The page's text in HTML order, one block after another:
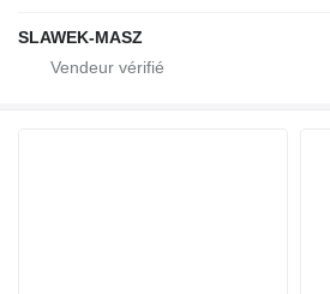
SLAWEK-MASZ